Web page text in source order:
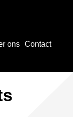
ons Contact